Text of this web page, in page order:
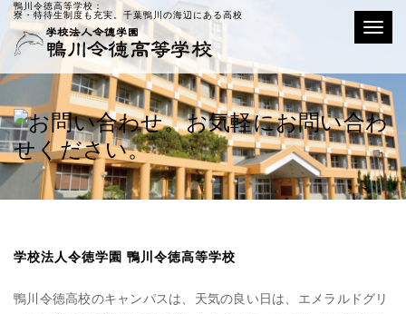
鴨川令徳高等学校：
寮・特待生制度も充実。千葉鴨川の海辺にある高校
学校法人令徳学園 鴨川令徳高等学校
鴨川令徳高校のキャンパスは、天気の良い日は、エメラルドグリ